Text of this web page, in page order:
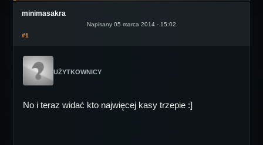
minimasakra
Napisany 05 marca 2014 - 15:02
#1
UŻYTKOWNICY
No i teraz widać kto najwięcej kasy trzepie :]